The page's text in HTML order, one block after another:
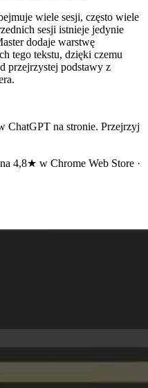
wiele sesji, często wiele
sesji istnieje jedynie
dodaje warstwę
tego tekstu, dzięki czemu
przejrzystej podstawy z
ChatGPT na stronie. Przejrzyj
4,8★ w Chrome Web Store ·